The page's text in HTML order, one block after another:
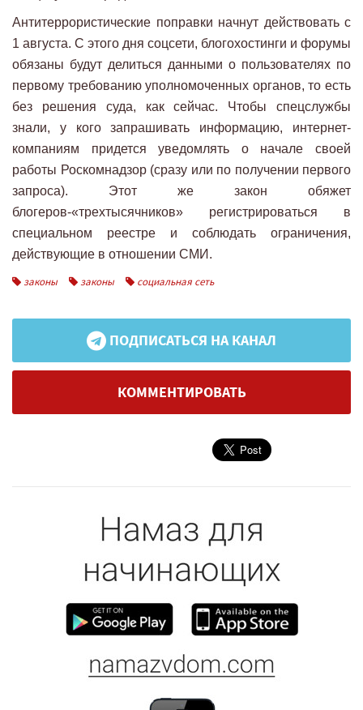
Антитеррористические поправки начнут действовать с
1 августа. С этого дня соцсети, блогохостинги и форумы
обязаны будут делиться данными о пользователях по
первому требованию уполномоченных органов, то есть
без решения суда, как сейчас. Чтобы спецслужбы
знали, у кого запрашивать информацию, интернет-
компаниям придется уведомлять о начале своей
работы Роскомнадзор (сразу или по получении первого
запроса). Этот же закон обяжет
блогеров-«трехтысячников» регистрироваться в
специальном реестре и соблюдать ограничения,
действующие в отношении СМИ.
законы
законы социальная сеть
ПОДПИСАТЬСЯ НА КАНАЛ
КОММЕНТИРОВАТЬ